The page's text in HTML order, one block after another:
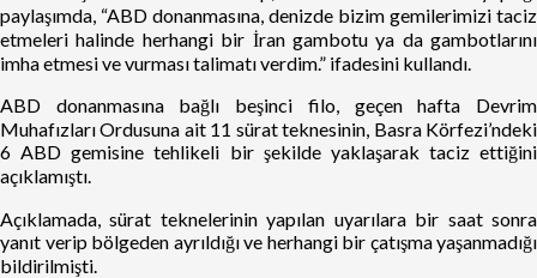
paylaşımda, “ABD donanmasına, denizde bizim gemilerimizi taciz
etmeleri halinde herhangi bir İran gambotu ya da gambotlarını
imha etmesi ve vurması talimatı verdim.” ifadesini kullandı.
ABD donanmasına bağlı beşinci filo, geçen hafta Devrim
Muhafızları Ordusuna ait 11 sürat teknesinin, Basra Körfezi’ndeki
6 ABD gemisine tehlikeli bir şekilde yaklaşarak taciz ettiğini
açıklamıştı.
Açıklamada, sürat teknelerinin yapılan uyarılara bir saat sonra
yanıt verip bölgeden ayrıldığı ve herhangi bir çatışma yaşanmadığı
bildirilmişti.